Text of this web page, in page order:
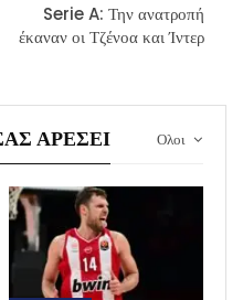
Serie A: Την ανατροπή
έκαναν οι Τζένοα και Ίντερ
Ολοι
ΑΡΈΣΕΙ